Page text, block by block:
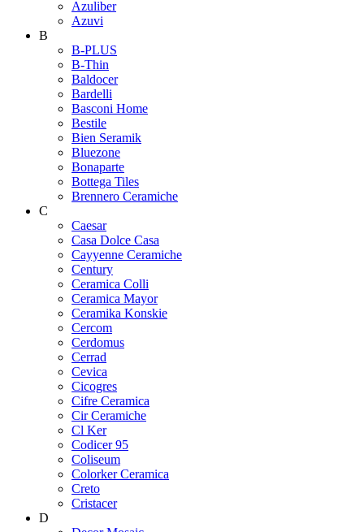
Azuliber
Azuvi
B
B-PLUS
B-Thin
Baldocer
Bardelli
Basconi Home
Bestile
Bien Seramik
Bluezone
Bonaparte
Bottega Tiles
Brennero Ceramiche
C
Caesar
Casa Dolce Casa
Cayyenne Ceramiche
Century
Ceramica Colli
Ceramica Mayor
Ceramika Konskie
Cercom
Cerdomus
Cerrad
Cevica
Cicogres
Cifre Ceramica
Cir Ceramiche
Cl Ker
Codicer 95
Coliseum
Colorker Ceramica
Creto
Cristacer
D